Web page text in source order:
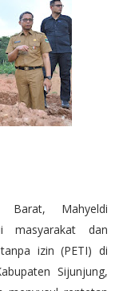
Barat, Mahyeldi
masyarakat dan
izin (PETI) di
Sijunjung,